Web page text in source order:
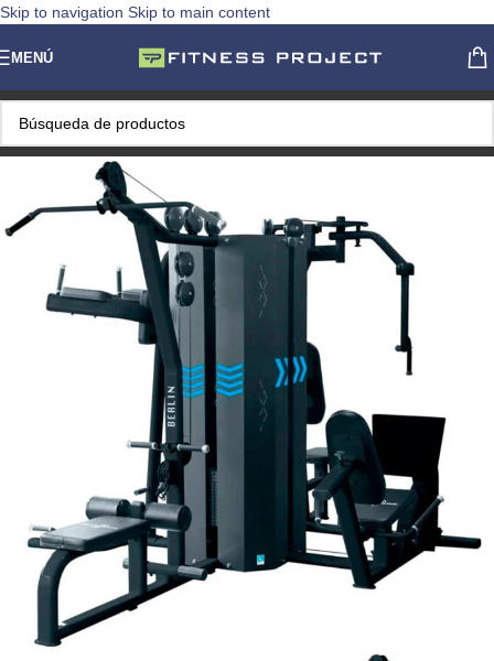
Skip to navigation Skip to main content
MENÚ